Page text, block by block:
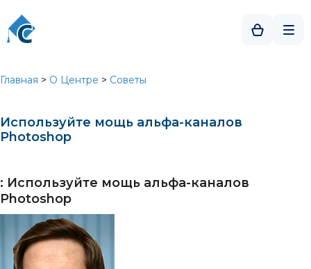
Главная > О Центре > Советы
Используйте мощь альфа-каналов
Photoshop
: Используйте мощь альфа-каналов
Photoshop